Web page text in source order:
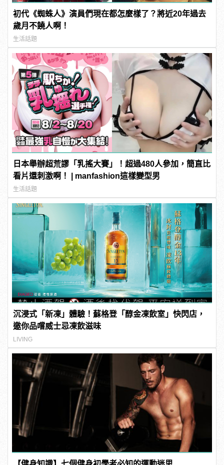
初代《蜘蛛人》演員們現在都怎麼樣了？將近20年過去
歲月不饒人啊！
生活話題
日本舉辦超荒謬「乳搖大賽」！超過480人參加，簡直比
看片還刺激啊！ | manfashion這樣變型男
生活話題
沉浸式「新凍」體驗！蘇格登「醇金凍飲室」快閃店，
邀你品嚐威士忌凍飲滋味
LIVING